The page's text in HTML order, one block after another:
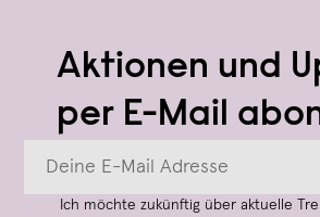
Aktionen und
per E-Mail
Ich möchte zukünftig über aktuelle